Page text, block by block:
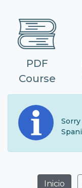
PDF
Course
Inicio